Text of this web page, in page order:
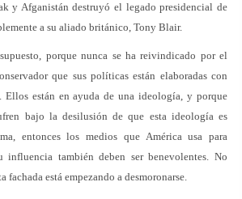
y Afganistán destruyó el legado presidencial de
a su aliado británico, Tony Blair.
porque nunca se ha reivindicado por el
que sus políticas están elaboradas con
Ellos están en ayuda de una ideología, y porque
bajo la desilusión de que esta ideología es
entonces los medios que América usa para
influencia también deben ser benevolentes. No
fachada está empezando a desmoronarse.